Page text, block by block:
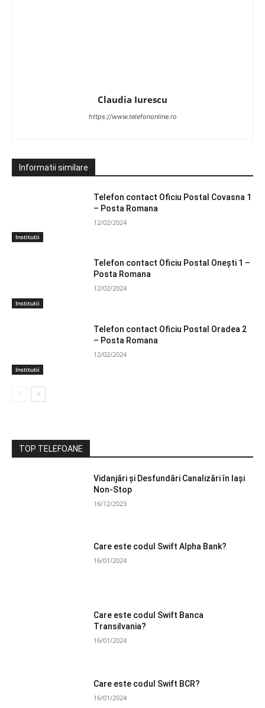
Claudia Iurescu
https://www.telefononline.ro
Informatii similare
Institutii
Telefon contact Oficiu Postal Covasna 1
– Posta Romana
12/02/2024
Institutii
Telefon contact Oficiu Postal Oneşti 1 –
Posta Romana
12/02/2024
Institutii
Telefon contact Oficiu Postal Oradea 2
– Posta Romana
12/02/2024
TOP TELEFOANE
Vidanjări și Desfundări Canalizări în Iași
Non-Stop
16/12/2023
Care este codul Swift Alpha Bank?
16/01/2024
Care este codul Swift Banca
Transilvania?
16/01/2024
Care este codul Swift BCR?
16/01/2024